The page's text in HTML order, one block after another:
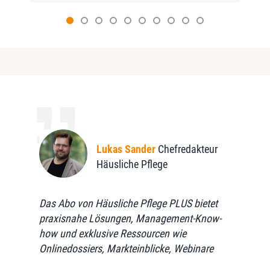
Lukas Sander Chefredakteur
Häusliche Pflege
Das Abo von Häusliche Pflege PLUS bietet
praxisnahe Lösungen, Management-Know-
how und exklusive Ressourcen wie
Onlinedossiers, Markteinblicke, Webinare
Lukas Sander Chefredakteur
Häusliche Pflege
Das Abo von Häusliche Pflege PLUS bietet
praxisnahe Lösungen, Management-Know-
how und exklusive Ressourcen wie
Onlinedossiers, Markteinblicke, Webinare
Lukas Sander Chefredakteur
Häusliche Pflege
Das Abo von Häusliche Pflege PLUS bietet
praxisnahe Lösungen, Management-Know-
how und exklusive Ressourcen wie
Onlinedossiers, Markteinblicke, Webinare